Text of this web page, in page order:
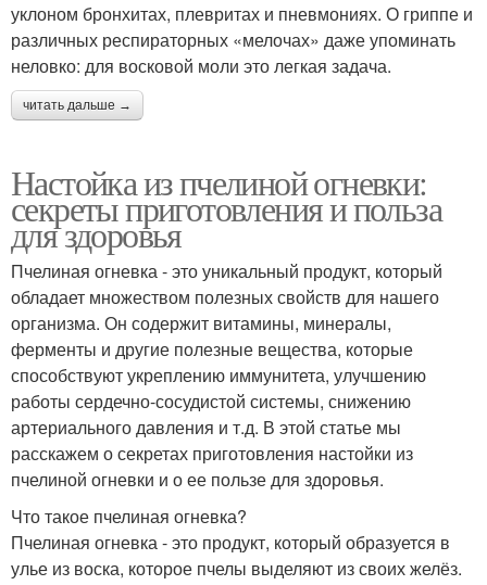
уклоном бронхитах, плевритах и пневмониях. О гриппе и
различных респираторных «мелочах» даже упоминать
неловко: для восковой моли это легкая задача.
читать дальше →
Настойка из пчелиной огневки:
секреты приготовления и польза
для здоровья
Пчелиная огневка - это уникальный продукт, который
обладает множеством полезных свойств для нашего
организма. Он содержит витамины, минералы,
ферменты и другие полезные вещества, которые
способствуют укреплению иммунитета, улучшению
работы сердечно-сосудистой системы, снижению
артериального давления и т.д. В этой статье мы
расскажем о секретах приготовления настойки из
пчелиной огневки и о ее пользе для здоровья.
Что такое пчелиная огневка?
Пчелиная огневка - это продукт, который образуется в
улье из воска, которое пчелы выделяют из своих желёз.